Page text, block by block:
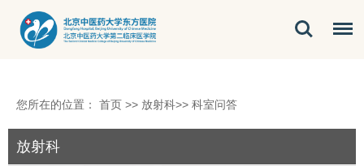
您所在的位置： 首页 >> 放射科>> 科室问答
放射科